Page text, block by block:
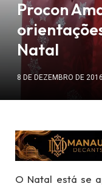
Procon
Natal
8 DE DEZEMBRO DE 2016
O Natal está se